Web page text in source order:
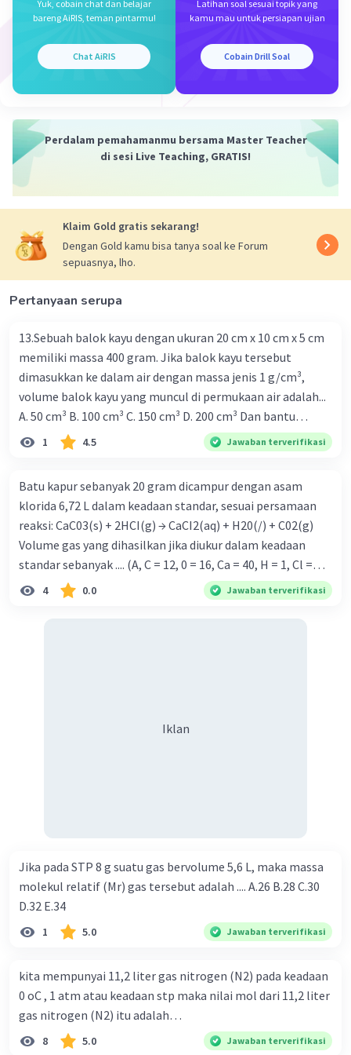
Beri Rating·4.5(2 Balas
15 Mei 2024 03:29
Iklan
Yuk, cobain chat dan belajar
bareng AiRIS, teman pintarmu!
Chat AiRIS
Latihan soal sesuai topik yang
kamu mau untuk persiapan ujian
Cobain Drill Soal
Perdalam pemahamanmu bersama Master Teacher
di sesi Live Teaching, GRATIS!
Klaim Gold gratis sekarang!
Dengan Gold kamu bisa tanya soal ke Forum
sepuasnya, lho.
Pertanyaan serupa
13.Sebuah balok kayu dengan ukuran 20 cm x 10 cm x 5 cm
memiliki massa 400 gram. Jika balok kayu tersebut
dimasukkan ke dalam air dengan massa jenis 1 g/cm³,
volume balok kayu yang muncul di permukaan air adalah...
A. 50 cm³ B. 100 cm³ C. 150 cm³ D. 200 cm³ Dan bantu
jawabkan nomer 15 pula.
1 4.5 Jawaban terverifikasi
Batu kapur sebanyak 20 gram dicampur dengan asam
klorida 6,72 L dalam keadaan standar, sesuai persamaan
reaksi: CaC03(s) + 2HCI(g) → CaCI2(aq) + H20(/) + C02(g)
Volume gas yang dihasilkan jika diukur dalam keadaan
standar sebanyak .... (A, C = 12, 0 = 16, Ca = 40, H = 1, Cl =
35,5) A. 2,24 L B. 3,36 L C. 6,72L D. 10,08 L E. 11,2 L
4 0.0 Jawaban terverifikasi
Iklan
Jika pada STP 8 g suatu gas bervolume 5,6 L, maka massa
molekul relatif (Mr) gas tersebut adalah .... A.26 B.28 C.30
D.32 E.34
1 5.0 Jawaban terverifikasi
kita mempunyai 11,2 liter gas nitrogen (N2) pada keadaan
0 oC , 1 atm atau keadaan stp maka nilai mol dari 11,2 liter
gas nitrogen (N2) itu adalah…
8 5.0 Jawaban terverifikasi